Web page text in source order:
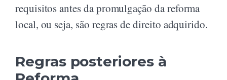
requisitos antes da promulgação da reforma
local, ou seja, são regras de direito adquirido.
Regras posteriores à